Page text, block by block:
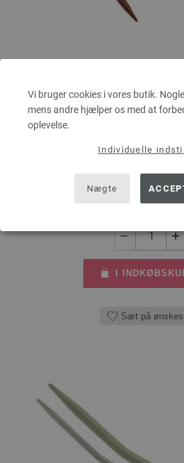
Vi bruger cookies i vores butik.
mens andre hjælper os med at
oplevelse.
Individuelle
Nægte
Rundpind Design Træ
LANA GROSSA Rundpind Design
tykkelse 4,5 mm; længde
eks. moms, med tillæg af
I
Sæt på